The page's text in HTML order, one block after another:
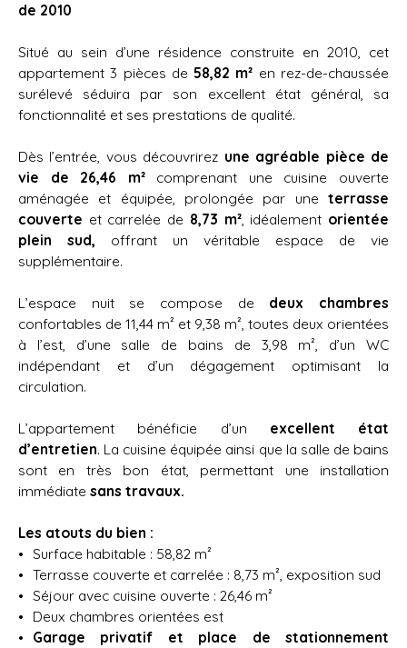
de 2010
Situé au sein d’une résidence construite en 2010, cet
appartement 3 pièces de 58,82 m² en rez-de-chaussée
surélevé séduira par son excellent état général, sa
fonctionnalité et ses prestations de qualité.
Dès l’entrée, vous découvrirez une agréable pièce de
vie de 26,46 m²comprenant une cuisine ouverte
aménagée et équipée, prolongée par une terrasse
couverte et carrelée de 8,73 m², idéalement orientée
plein sud, offrant un véritable espace de vie
supplémentaire.
L’espace nuit se compose de deux chambres
confortables de 11,44 m² et 9,38 m², toutes deux orientées
à l’est, d’une salle de bains de 3,98 m², d’un WC
indépendant et d’un dégagement optimisant la
circulation.
L’appartement bénéficie d’un excellent état
d’entretien. La cuisine équipée ainsi que la salle de bains
sont en très bon état, permettant une installation
immédiate sans travaux.
Les atouts du bien :
Surface habitable : 58,82 m²
Terrasse couverte et carrelée : 8,73 m², exposition sud
Séjour avec cuisine ouverte : 26,46 m²
Deux chambres orientées est
Garage privatif et place de stationnement